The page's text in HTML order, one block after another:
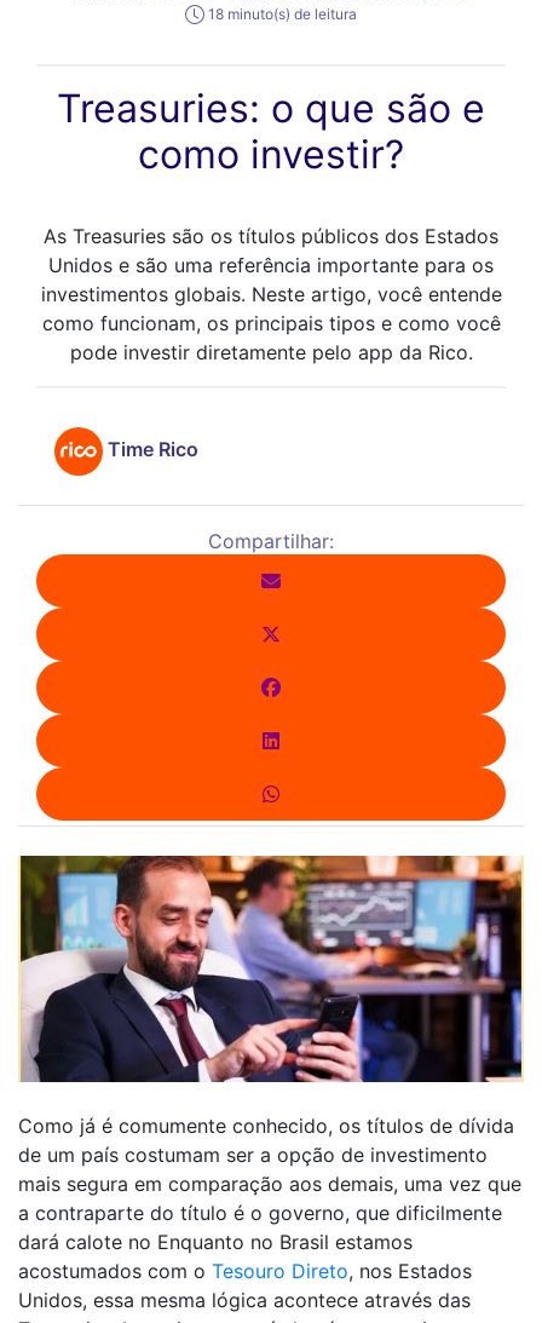
18 minuto(s) de leitura
Treasuries: o que são e
como investir?
As Treasuries são os títulos públicos dos Estados
Unidos e são uma referência importante para os
investimentos globais. Neste artigo, você entende
como funcionam, os principais tipos e como você
pode investir diretamente pelo app da Rico.
Time Rico
Compartilhar:
Como já é comumente conhecido, os títulos de dívida
de um país costumam ser a opção de investimento
mais segura em comparação aos demais, uma vez que
a contraparte do título é o governo, que dificilmente
dará calote no Enquanto no Brasil estamos
acostumados com o Tesouro Direto, nos Estados
Unidos, essa mesma lógica acontece através das